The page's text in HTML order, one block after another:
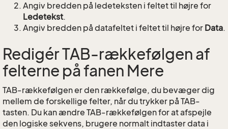
Angiv bredden på ledeteksten i feltet til højre for
Ledetekst.
Angiv bredden på datafeltet i feltet til højre for Data.
Redigér TAB-rækkefølgen af
felterne på fanen Mere
TAB-rækkefølgen er den rækkefølge, du bevæger dig
mellem de forskellige felter, når du trykker på TAB-
tasten. Du kan ændre TAB-rækkefølgen for at afspejle
den logiske sekvens, brugere normalt indtaster data i